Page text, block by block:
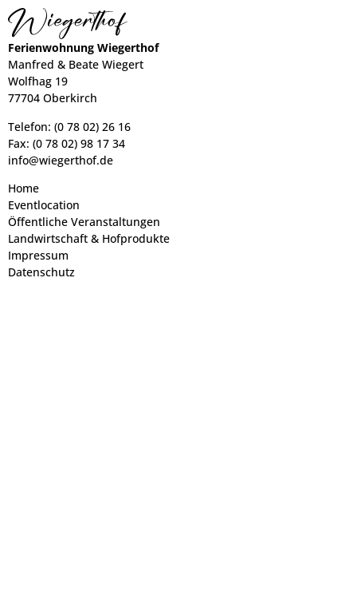
Ferienwohnung Wiegerthof
Manfred & Beate Wiegert
Wolfhag 19
77704 Oberkirch
Telefon: (0 78 02) 26 16
Fax: (0 78 02) 98 17 34
info@wiegerthof.de
Home
Eventlocation
Öffentliche Veranstaltungen
Landwirtschaft & Hofprodukte
Impressum
Datenschutz